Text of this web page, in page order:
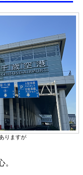
りますが
。